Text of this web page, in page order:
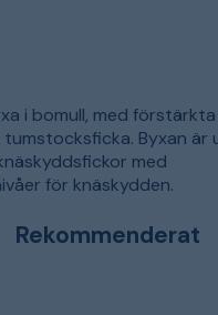
i bomull, med
Byxan är
med
för knäskydden.
Rekommenderat